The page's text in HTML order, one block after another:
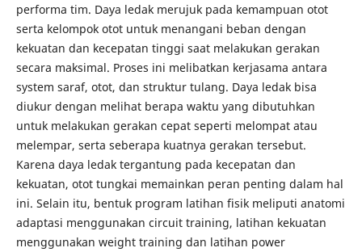
performa tim. Daya ledak merujuk pada kemampuan otot
serta kelompok otot untuk menangani beban dengan
kekuatan dan kecepatan tinggi saat melakukan gerakan
secara maksimal. Proses ini melibatkan kerjasama antara
system saraf, otot, dan struktur tulang. Daya ledak bisa
diukur dengan melihat berapa waktu yang dibutuhkan
untuk melakukan gerakan cepat seperti melompat atau
melempar, serta seberapa kuatnya gerakan tersebut.
Karena daya ledak tergantung pada kecepatan dan
kekuatan, otot tungkai memainkan peran penting dalam hal
ini. Selain itu, bentuk program latihan fisik meliputi anatomi
adaptasi menggunakan circuit training, latihan kekuatan
menggunakan weight training dan latihan power